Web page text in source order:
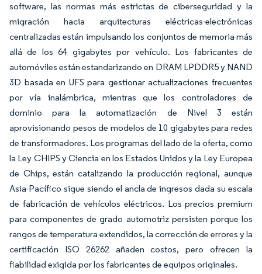
software, las normas más estrictas de ciberseguridad y la
migración hacia arquitecturas eléctricas-electrónicas
centralizadas están impulsando los conjuntos de memoria más
allá de los 64 gigabytes por vehículo. Los fabricantes de
automóviles están estandarizando en DRAM LPDDR5 y NAND
3D basada en UFS para gestionar actualizaciones frecuentes
por vía inalámbrica, mientras que los controladores de
dominio para la automatización de Nivel 3 están
aprovisionando pesos de modelos de 10 gigabytes para redes
de transformadores. Los programas del lado de la oferta, como
la Ley CHIPS y Ciencia en los Estados Unidos y la Ley Europea
de Chips, están catalizando la producción regional, aunque
Asia-Pacífico sigue siendo el ancla de ingresos dada su escala
de fabricación de vehículos eléctricos. Los precios premium
para componentes de grado automotriz persisten porque los
rangos de temperatura extendidos, la corrección de errores y la
certificación ISO 26262 añaden costos, pero ofrecen la
fiabilidad exigida por los fabricantes de equipos originales.